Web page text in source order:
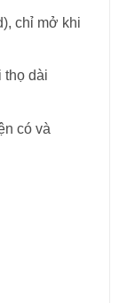
chỉ mở khi
thọ dài
có và